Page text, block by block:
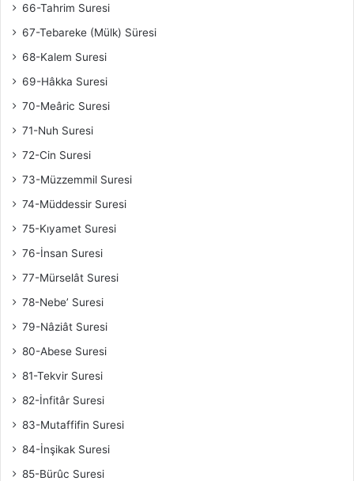
66-Tahrim Suresi
67-Tebareke (Mülk) Süresi
68-Kalem Suresi
69-Hâkka Suresi
70-Meâric Suresi
71-Nuh Suresi
72-Cin Suresi
73-Müzzemmil Suresi
74-Müddessir Suresi
75-Kıyamet Suresi
76-İnsan Suresi
77-Mürselât Suresi
78-Nebe’ Suresi
79-Nâziât Suresi
80-Abese Suresi
81-Tekvir Suresi
82-İnfitâr Suresi
83-Mutaffifin Suresi
84-İnşikak Suresi
85-Bürûc Suresi